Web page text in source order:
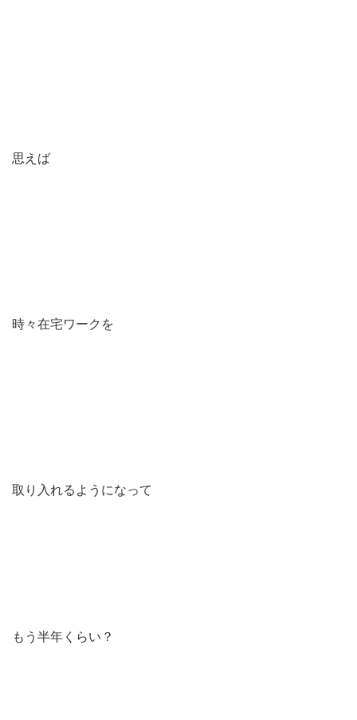
思えば
時々在宅ワークを
取り入れるようになって
もう半年くらい？